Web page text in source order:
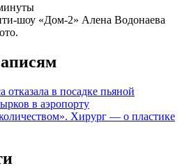
шоу «Дом-2» Алена Водонаева
отказала в посадке пьяной
в аэропорту
Хирург — о пластике